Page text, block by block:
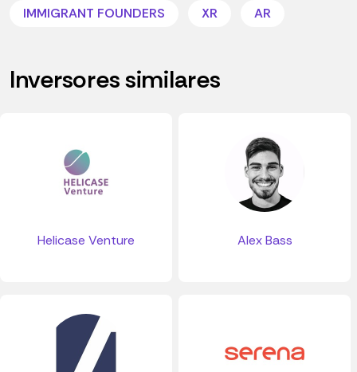
IMMIGRANT FOUNDERS
XR AR
Inversores similares
Helicase Venture Alex Bass